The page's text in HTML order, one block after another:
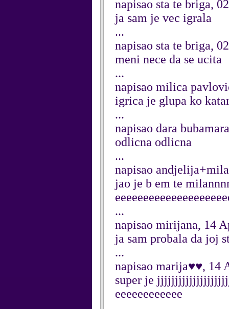
napisao sta te briga,
ja sam je vec igrala
...
napisao sta te briga,
meni nece da se ucita
...
napisao milica
igrica je glupa ko
...
napisao dara
odlicna odlicna
...
napisao
jao je b em te
...
napisao mirijana, 14
ja sam probala da joj
...
napisao marija♥♥, 14
super je
eeeeeeeeeeee